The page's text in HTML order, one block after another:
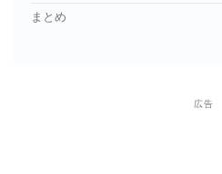
まとめ
広告